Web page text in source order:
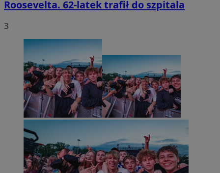
Roosevelta. 62-latek trafił do szpitala
3